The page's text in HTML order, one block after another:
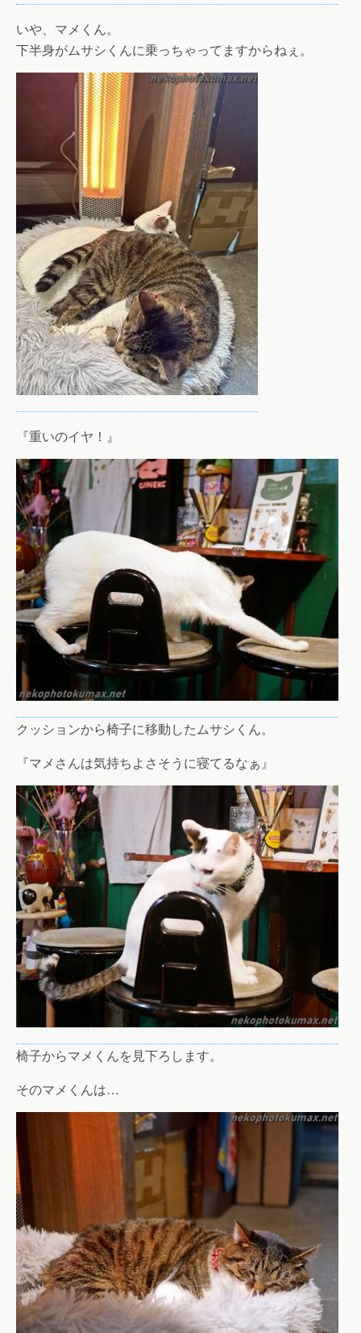
いや、マメくん。
下半身がムサシくんに乗っちゃってますからねぇ。
『重いのイヤ！』
クッションから椅子に移動したムサシくん。
『マメさんは気持ちよさそうに寝てるなぁ』
椅子からマメくんを見下ろします。
そのマメくんは…